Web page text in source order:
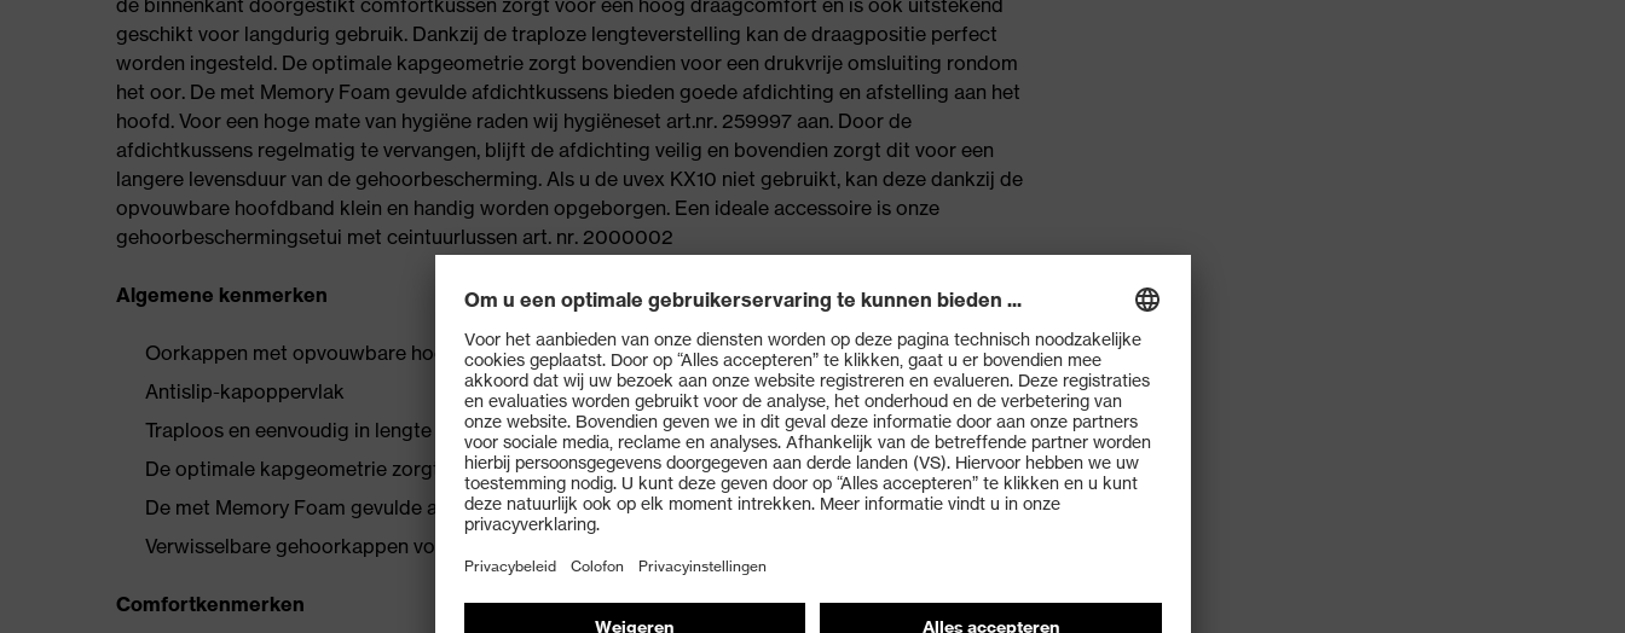
de binnenkant doorgestikt comfortkussen zorgt voor een hoog draagcomfort en is ook uitstekend
geschikt voor langdurig gebruik. Dankzij de traploze lengteverstelling kan de draagpositie perfect
worden ingesteld. De optimale kapgeometrie zorgt bovendien voor een drukvrije omsluiting rondom
het oor. De met Memory Foam gevulde afdichtkussens bieden goede afdichting en afstelling aan het
hoofd. Voor een hoge mate van hygiëne raden wij hygiëneset art.nr. 259997 aan. Door de
afdichtkussens regelmatig te vervangen, blijft de afdichting veilig en bovendien zorgt dit voor een
langere levensduur van de gehoorbescherming. Als u de uvex KX10 niet gebruikt, kan deze dankzij de
opvouwbare hoofdband klein en handig worden opgeborgen. Een ideale accessoire is onze
gehoorbeschermingsetui met ceintuurlussen art. nr. 2000002
Algemene kenmerken
Oorkappen met opvouwbare hoofdband
Antislip-kapoppervlak
Traploos en eenvoudig in lengte verstelbaar voor de perfecte draagpositie
De optimale kapgeometrie zorgt bovendien voor een drukvrije omsluiting rondom het oor.
De met Memory Foam gevulde afdichtkussens bieden goede afdichting en afstelling aan het hoofd.
Verwisselbare gehoorkappen voor optimaal hygiënisch gebruik
Comfortkenmerken